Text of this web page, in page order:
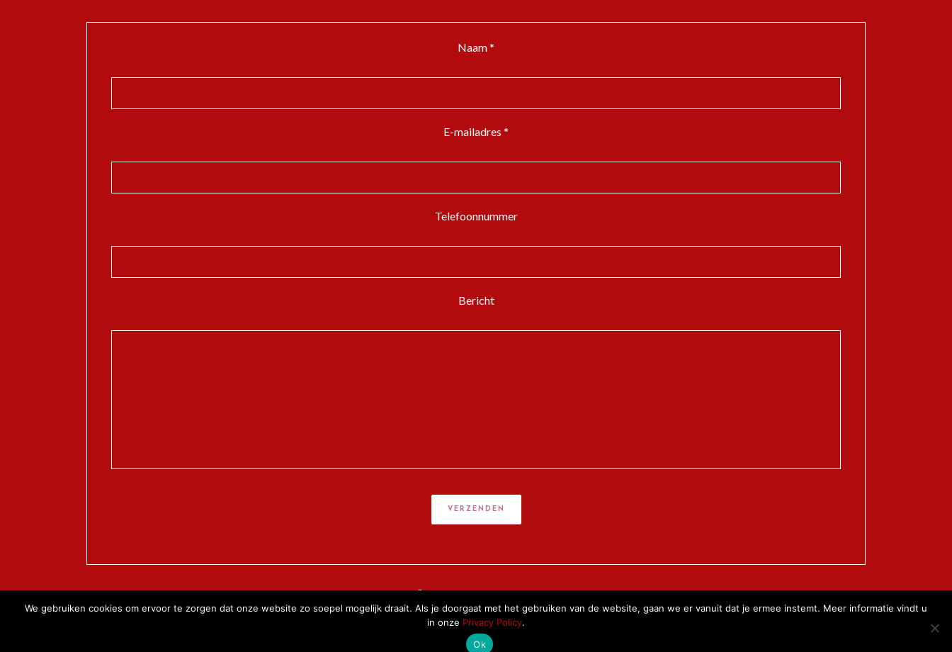
Naam *
E-mailadres *
Telefoonnummer
Bericht
We gebruiken cookies om ervoor te zorgen dat onze website zo soepel mogelijk draait. Als je doorgaat met het gebruiken van de website, gaan we er vanuit dat je ermee instemt. Meer informatie vindt u
in onze Privacy Policy.
Ok